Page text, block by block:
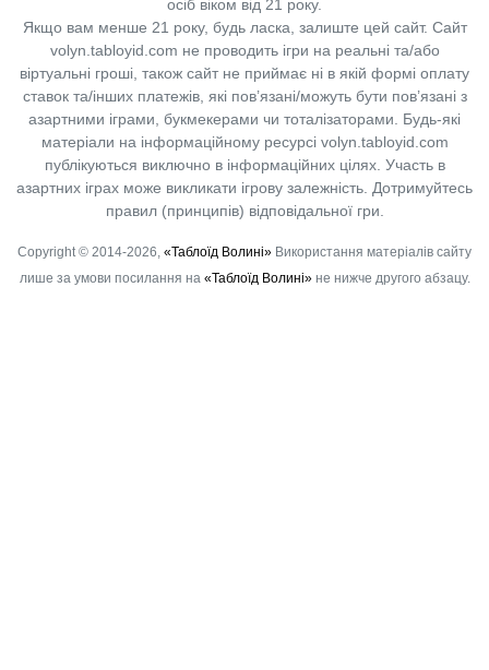
осіб віком від 21 року.
Якщо вам менше 21 року, будь ласка, залиште цей сайт. Сайт
volyn.tabloyid.com не проводить ігри на реальні та/або
віртуальні гроші, також сайт не приймає ні в якій формі оплату
ставок та/інших платежів, які пов’язані/можуть бути пов’язані з
азартними іграми, букмекерами чи тоталізаторами. Будь-які
матеріали на інформаційному ресурсі volyn.tabloyid.com
публікуються виключно в інформаційних цілях. Участь в
азартних іграх може викликати ігрову залежність. Дотримуйтесь
правил (принципів) відповідальної гри.
Copyright © 2014-2026, «Таблоїд Волині» Використання матеріалів сайту
лише за умови посилання на «Таблоїд Волині»не нижче другого абзацу.